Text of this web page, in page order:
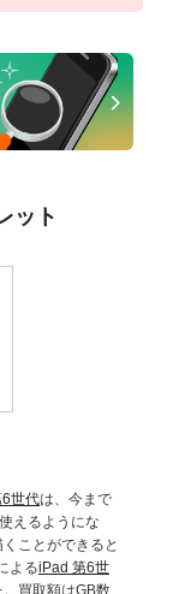
ット
世代は、今まで
えるようにな
ことができると
よるiPad 第6世